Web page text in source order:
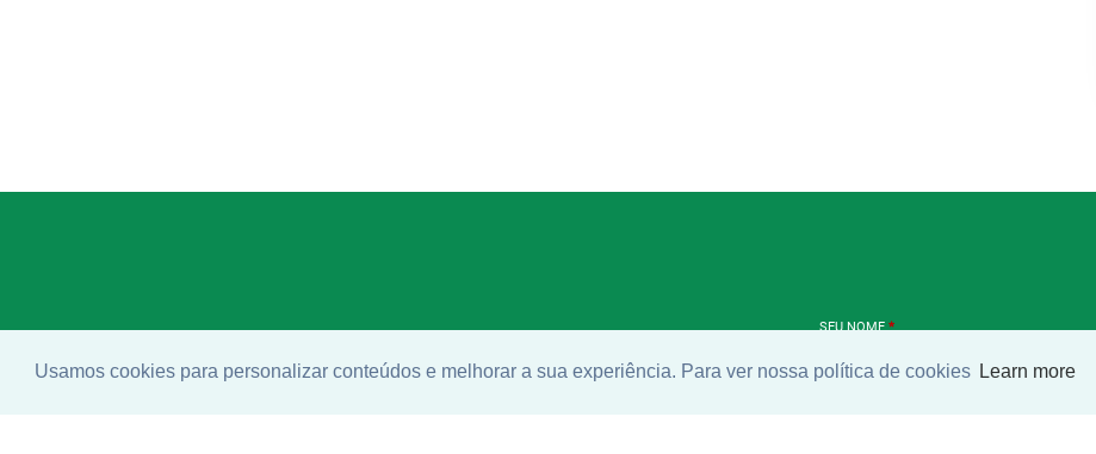
Usamos cookies para personalizar conteúdos e melhorar a sua experiência. Para ver nossa política de cookies Learn more
SEU NOME*